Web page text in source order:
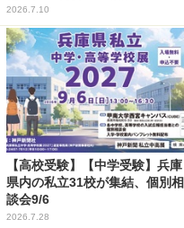
2026.7.10
【高校受験】【中学受験】兵庫
県内の私立31校が集結、個別相
談会9/6
2026.7.28